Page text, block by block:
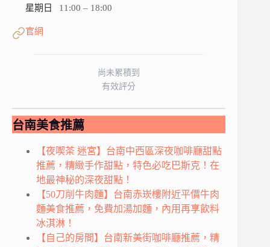
星期日
11:00 – 18:00
官網
尚未累積到
有效評分
台南美食推薦
【夜喫茶 迷宮】台南中西區深夜咖啡廳甜點
推薦，精緻手作甜點，特色必吃巴斯克！在
地最神秘的深夜甜點！
【50刀削牛肉麵】台南赤崁樓附近平價牛肉
麵美食推薦，免費加湯加麵，內用再享飲料
冰淇淋！
【自己的房間】台南新美街咖啡廳推薦，精